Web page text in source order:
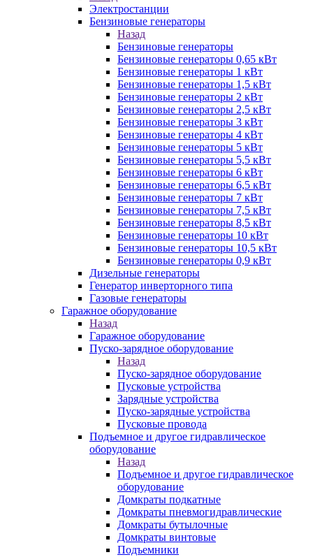
Электростанции
Бензиновые генераторы
Назад
Бензиновые генераторы
Бензиновые генераторы 0,65 кВт
Бензиновые генераторы 1 кВт
Бензиновые генераторы 1,5 кВт
Бензиновые генераторы 2 кВт
Бензиновые генераторы 2,5 кВт
Бензиновые генераторы 3 кВт
Бензиновые генераторы 4 кВт
Бензиновые генераторы 5 кВт
Бензиновые генераторы 5,5 кВт
Бензиновые генераторы 6 кВт
Бензиновые генераторы 6,5 кВт
Бензиновые генераторы 7 кВт
Бензиновые генераторы 7,5 кВт
Бензиновые генераторы 8,5 кВт
Бензиновые генераторы 10 кВт
Бензиновые генераторы 10,5 кВт
Бензиновые генераторы 0,9 кВт
Дизельные генераторы
Генератор инверторного типа
Газовые генераторы
Гаражное оборудование
Назад
Гаражное оборудование
Пуско-зарядное оборудование
Назад
Пуско-зарядное оборудование
Пусковые устройства
Зарядные устройства
Пуско-зарядные устройства
Пусковые провода
Подъемное и другое гидравлическое
оборудование
Назад
Подъемное и другое гидравлическое
оборудование
Домкраты подкатные
Домкраты пневмогидравлические
Домкраты бутылочные
Домкраты винтовые
Подъемники